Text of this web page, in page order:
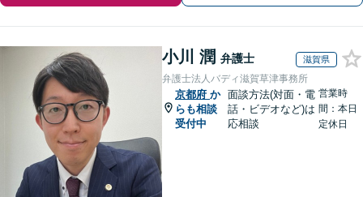
小川 潤 弁護士 滋賀県
弁護士法人バディ滋賀草津事務所
京都府 か
らも相談
受付中
面談方法(対面・電
話・ビデオなど)は
応相談
営業時
間：本日
定休日